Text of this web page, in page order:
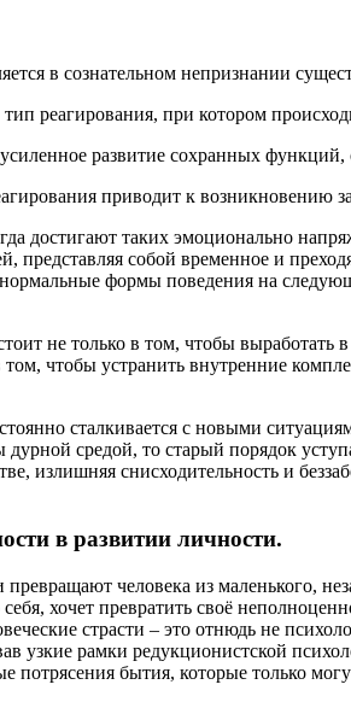
в сознательном непризнании
реагирования, при котором
развитие сохранных
приводит к возникновению
достигают таких эмоционально
представляя собой временное и
формы поведения на
не только в том, чтобы
том, чтобы устранить внутренние
сталкивается с новыми
средой, то старый порядок
излишняя снисходительность и
в развитии личности.
превращают человека из маленького,
хочет превратить своё
страсти – это отнюдь не
узкие рамки редукционистской
потрясения бытия, которые только